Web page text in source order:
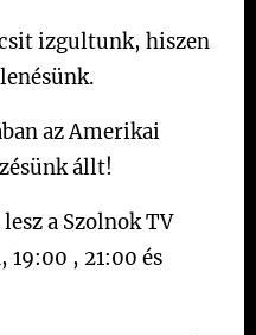
izgultunk, hiszen
az Amerikai
állt!
a Szolnok TV
, 21:00 és